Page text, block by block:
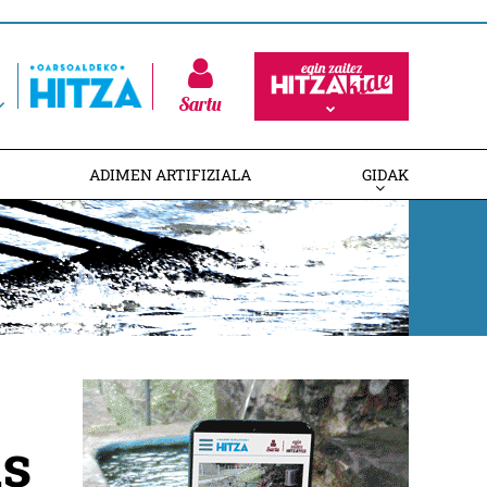
Sartu
ADIMEN ARTIFIZIALA GIDAK